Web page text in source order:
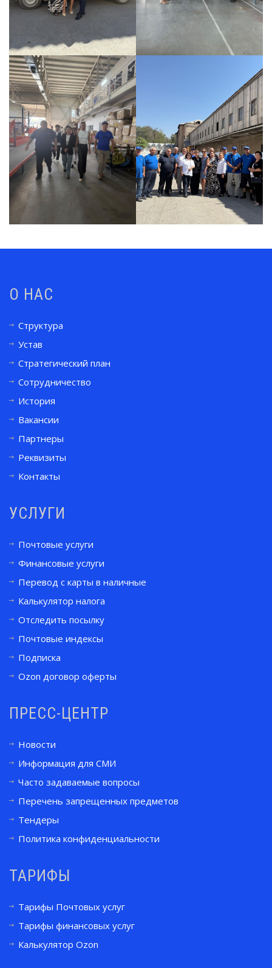
О НАС
Структура
Устав
Стратегический план
Сотрудничество
История
Вакансии
Партнеры
Реквизиты
Контакты
УСЛУГИ
Почтовые услуги
Финансовые услуги
Перевод с карты в наличные
Калькулятор налога
Отследить посылку
Почтовые индексы
Подписка
Ozon договор оферты
ПРЕСС-ЦЕНТР
Новости
Информация для СМИ
Часто задаваемые вопросы
Перечень запрещенных предметов
Тендеры
Политика конфиденциальности
ТАРИФЫ
Тарифы Почтовых услуг
Тарифы финансовых услуг
Калькулятор Ozon